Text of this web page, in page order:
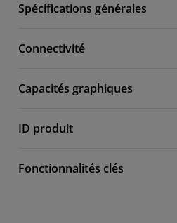
Spécifications générales
Connectivité
Capacités graphiques
ID produit
Fonctionnalités clés